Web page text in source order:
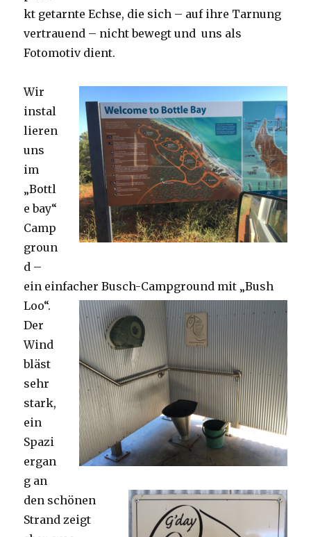
kt getarnte Echse, die sich – auf ihre Tarnung
vertrauend – nicht bewegt und uns als
Fotomotiv dient.
Wir
instal
lieren
uns
im
„Bottl
e bay“
Camp
groun
d –
ein einfacher Busch-Campground mit „Bush
Loo“.
Der
Wind
bläst
sehr
stark,
ein
Spazi
ergan
g an
den schönen
Strand zeigt